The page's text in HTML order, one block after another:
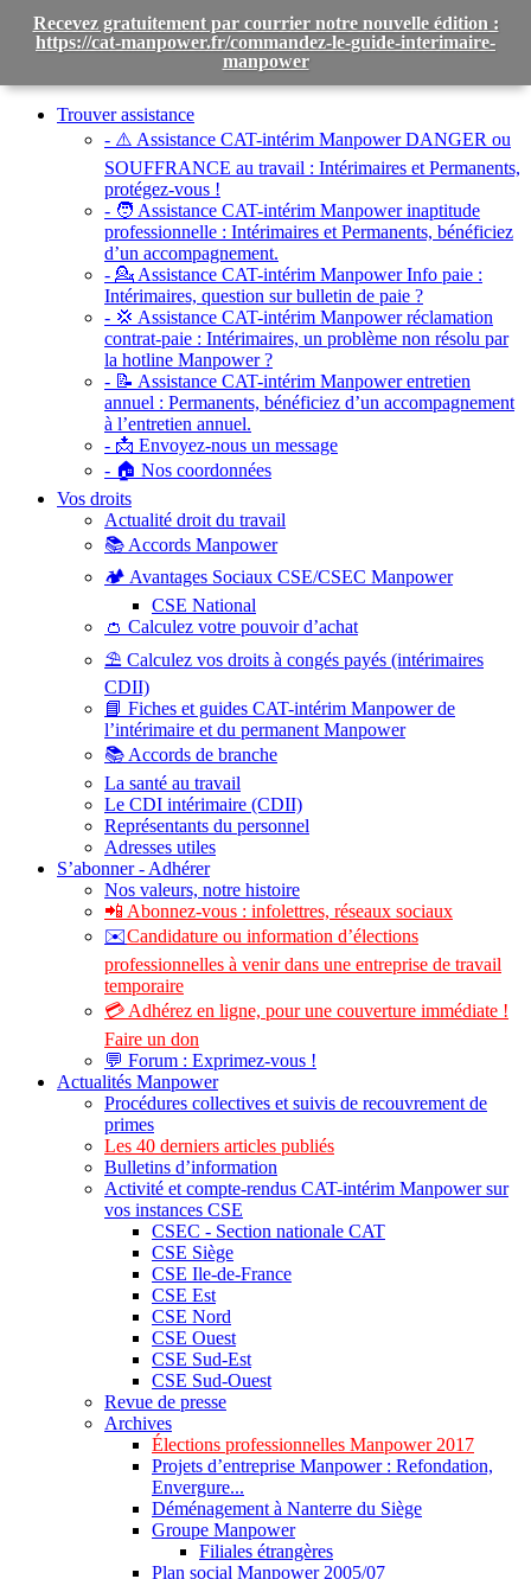
Toggle
navigationTrouver assistance
- ⚠️ Assistance CAT-intérim Manpower DANGER ou
SOUFFRANCE au travail : Intérimaires et Permanents,
protégez-vous !
- 🧑 Assistance CAT-intérim Manpower inaptitude
professionnelle : Intérimaires et Permanents, bénéficiez
d’un accompagnement.
- 💁 Assistance CAT-intérim Manpower Info paie :
Intérimaires, question sur bulletin de paie ?
- 💢 Assistance CAT-intérim Manpower réclamation
contrat-paie : Intérimaires, un problème non résolu par
la hotline Manpower ?
- 📝 Assistance CAT-intérim Manpower entretien
annuel : Permanents, bénéficiez d’un accompagnement
à l’entretien annuel.
- 📩 Envoyez-nous un message
- 🏠 Nos coordonnées
Vos droits
Actualité droit du travail
📚 Accords Manpower
🏕️ Avantages Sociaux CSE/CSEC Manpower
CSE National
👛 Calculez votre pouvoir d’achat
⛱️ Calculez vos droits à congés payés (intérimaires
CDII)
📘 Fiches et guides CAT-intérim Manpower de
l’intérimaire et du permanent Manpower
📚 Accords de branche
La santé au travail
Le CDI intérimaire (CDII)
Représentants du personnel
Adresses utiles
S’abonner - Adhérer
Nos valeurs, notre histoire
📲 Abonnez-vous : infolettres, réseaux sociaux
✉️Candidature ou information d’élections
professionnelles à venir dans une entreprise de travail
temporaire
💳 Adhérez en ligne, pour une couverture immédiate !
Faire un don
💬 Forum : Exprimez-vous !
Actualités Manpower
Procédures collectives et suivis de recouvrement de
primes
Les 40 derniers articles publiés
Bulletins d’information
Activité et compte-rendus CAT-intérim Manpower sur
vos instances CSE
CSEC - Section nationale CAT
CSE Siège
CSE Ile-de-France
CSE Est
CSE Nord
CSE Ouest
CSE Sud-Est
CSE Sud-Ouest
Revue de presse
Archives
Élections professionnelles Manpower 2017
Projets d’entreprise Manpower : Refondation,
Envergure...
Déménagement à Nanterre du Siège
Groupe Manpower
Filiales étrangères
Plan social Manpower 2005/07
Recevez gratuitement par courrier notre nouvelle édition :
https://cat-manpower.fr/commandez-le-guide-interimaire-
manpower